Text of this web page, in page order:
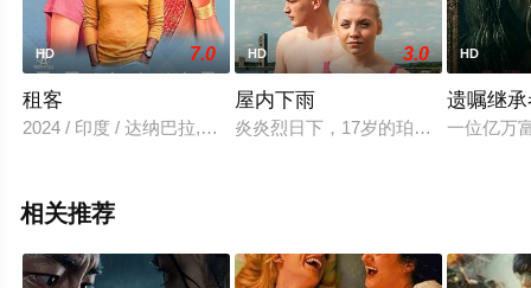
HD 7.0
租客
2024 / 印度 / 达纳巴拉,梅加·乔杜里,Chandu,Tej,Dileep
HD 3.0
屋内下雨
炎炎烈日下，17岁的珀迪和他15岁
HD
遗嘱继
一位亿万
相关推荐